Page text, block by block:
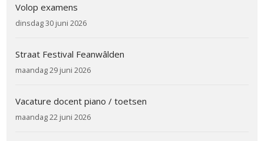
Volop examens
dinsdag 30 juni 2026
Straat Festival Feanwâlden
maandag 29 juni 2026
Vacature docent piano / toetsen
maandag 22 juni 2026